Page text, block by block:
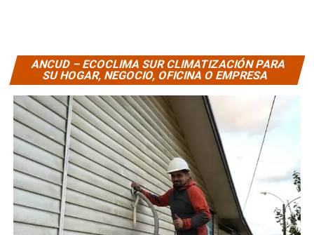
ANCUD – ECOCLIMA SUR CLIMATIZACIÓN PARA
SU HOGAR, NEGOCIO, OFICINA O EMPRESA